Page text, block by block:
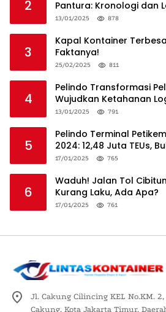
2
Pantura: Kronologi dan
13/01/2025 878
3
Kapal Kontainer
Faktanya!
25/02/2025 811
4
Pelindo Transformasi
Wujudkan Ketahanan
Global
13/01/2025 791
5
Pelindo Terminal
2024: 12,48 Juta TEUs,
Logistik Nasional
17/01/2025 765
6
Waduh! Jalan Tol
Kurang Laku, Ada Apa?
17/01/2025 761
Jl. Cakung Cilincing KEL No.KM. 2,
Cakung, Kota Jakarta Timur,